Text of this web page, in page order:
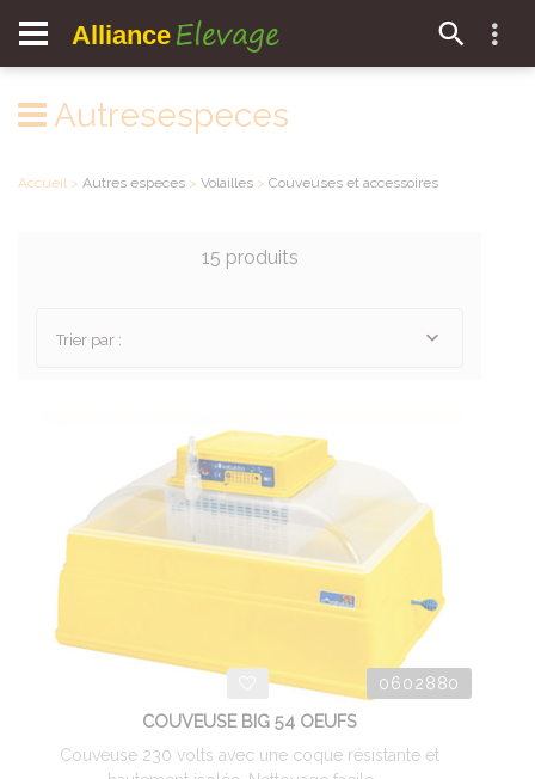
Alliance Elevage
Autresespeces
Accueil > Autres especes > Volailles > Couveuses et accessoires
15 produits
Trier par :
0602880
COUVEUSE BIG 54 OEUFS
Couveuse 230 volts avec une coque résistante et